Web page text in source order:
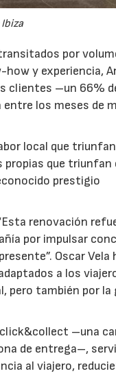
por
how y experiencia,
clientes –un 66%
los meses de
local que
propias que triunfan
prestigio
renovación
por impulsar
Oscar Vela
a los
pero también por la
click&collect –una
de entrega–,
al viajero,